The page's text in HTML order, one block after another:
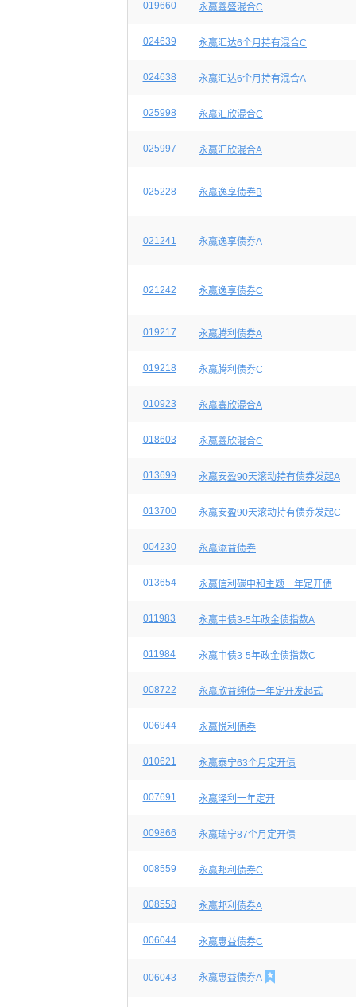
019660 永赢鑫盛混合C
024639 永赢汇达6个月持有混合C
024638 永赢汇达6个月持有混合A
025998 永赢汇欣混合C
025997 永赢汇欣混合A
025228 永赢逸享债券B
021241 永赢逸享债券A
021242 永赢逸享债券C
019217 永赢腾利债券A
019218 永赢腾利债券C
010923 永赢鑫欣混合A
018603 永赢鑫欣混合C
013699 永赢安盈90天滚动持有债券发起A
013700 永赢安盈90天滚动持有债券发起C
004230 永赢添益债券
013654 永赢信利碳中和主题一年定开债
011983 永赢中债3-5年政金债指数A
011984 永赢中债3-5年政金债指数C
008722 永赢欣益纯债一年定开发起式
006944 永赢悦利债券
010621 永赢泰宁63个月定开债
007691 永赢泽利一年定开
009866 永赢瑞宁87个月定开债
008559 永赢邦利债券C
008558 永赢邦利债券A
006044 永赢惠益债券C
006043 永赢惠益债券A 